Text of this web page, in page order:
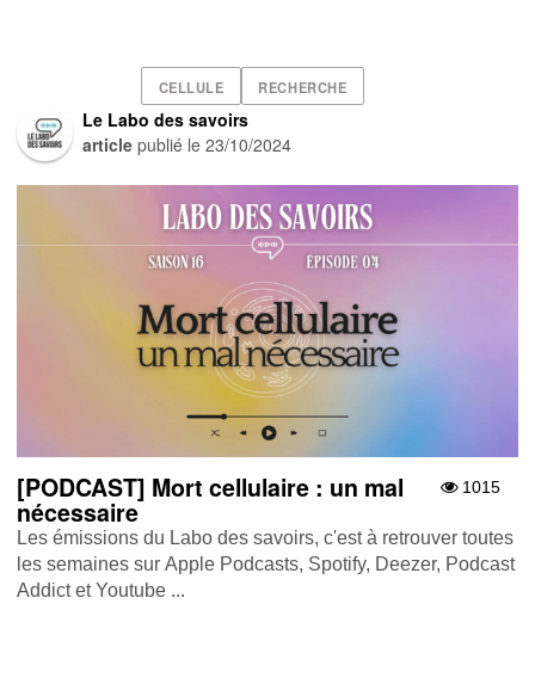
CELLULE RECHERCHE
Le Labo des savoirs
article publié le23/10/2024
1015
[PODCAST] Mort cellulaire : un mal
nécessaire
Les émissions du Labo des savoirs, c'est à retrouver toutes
les semaines sur Apple Podcasts , Spotify , Deezer , Podcast
Addict et Youtube ...